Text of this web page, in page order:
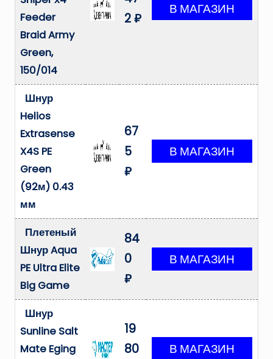
Feeder
Braid Army
Green,
150/014
2 ₽
Шнур
Helios
Extrasense
X4S PE
Green
(92м) 0.43
мм
67
5
₽
Плетеный
Шнур Aqua
PE Ultra Elite
Big Game
84
0
₽
Шнур
Sunline Salt
Mate Eging
19
80